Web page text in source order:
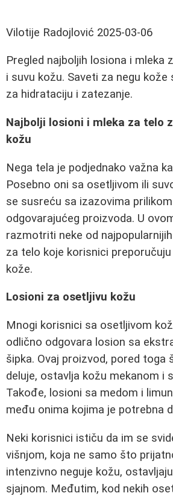
Vilotije Radojlović 2025-03-06
Pregled najboljih losiona i mleka
i suvu kožu. Saveti za negu kože
za hidrataciju i zatezanje.
Najbolji losioni i mleka za telo
kožu
Nega tela je podjednako važna
Posebno oni sa osetljivom ili
se susreću sa izazovima
odgovarajućeg proizvoda. U
razmotriti neke od
za telo koje korisnici
kože.
Losioni za osetljivu kožu
Mnogi korisnici sa osetljivom
odlično odgovara losion sa
šipka. Ovaj proizvod, pored toga
deluje, ostavlja kožu mekanom i
Takođe, losioni sa medom i
među onima kojima je potrebna
Neki korisnici ističu da im se
višnjom, koja ne samo što
intenzivno neguje kožu,
sjajnom. Međutim, kod nekih